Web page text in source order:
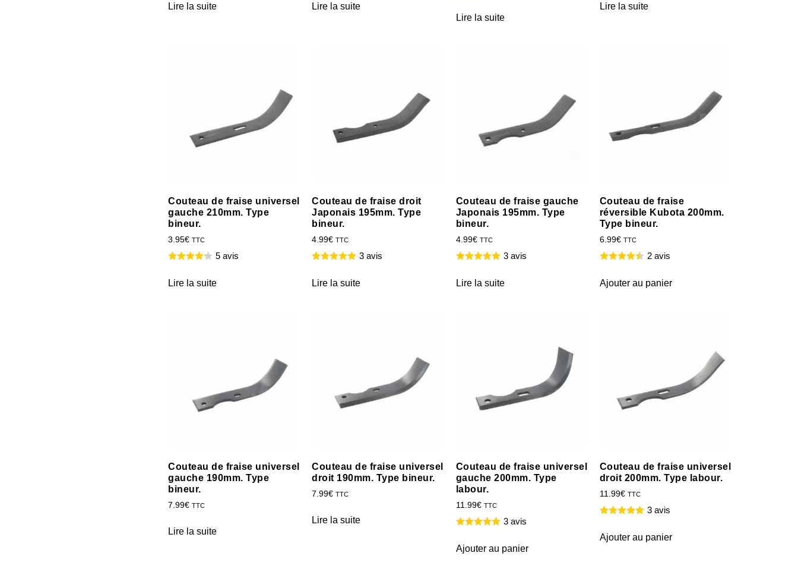
Lire la suite Lire la suite
Lire la suite
Lire la suite
Couteau de fraise universel
gauche 210mm. Type
bineur.
3.95€ TTC
5 avis
Lire la suite
Couteau de fraise droit
Japonais 195mm. Type
bineur.
4.99€ TTC
3 avis
Lire la suite
Couteau de fraise gauche
Japonais 195mm. Type
bineur.
4.99€ TTC
3 avis
Lire la suite
Couteau de fraise
réversible Kubota 200mm.
Type bineur.
6.99€ TTC
2 avis
Ajouter au panier
Couteau de fraise universel
gauche 190mm. Type
bineur.
7.99€ TTC
Lire la suite
Couteau de fraise universel
droit 190mm. Type bineur.
7.99€ TTC
Lire la suite
Couteau de fraise universel
gauche 200mm. Type
labour.
11.99€ TTC
3 avis
Ajouter au panier
Couteau de fraise universel
droit 200mm. Type labour.
11.99€ TTC
3 avis
Ajouter au panier